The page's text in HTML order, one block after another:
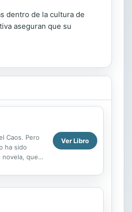
dentro de la cultura de
aseguran que su
Caos. Pero
ha sido
novela, que
Ver Libro